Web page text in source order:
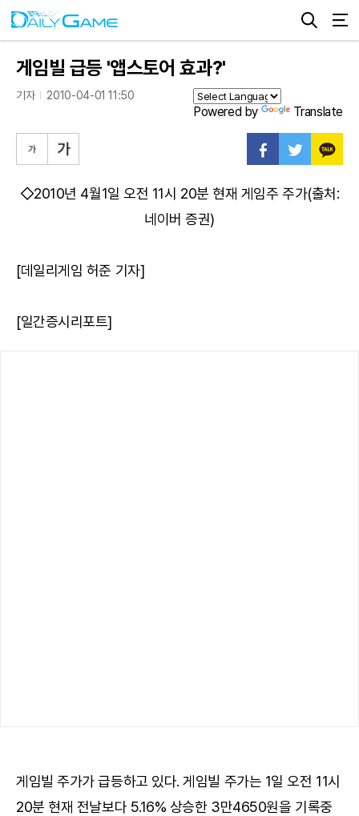
게임빌 급등 '앱스토어 효과?'
기자 2010-04-01 11:50
Powered by Translate
◇2010년 4월1일 오전 11시 20분 현재 게임주 주가(출처:
네이버 증권)
[데일리게임 허준 기자]
[일간증시리포트]
게임빌 주가가 급등하고 있다. 게임빌 주가는 1일 오전 11시
20분 현재 전날보다 5.16% 상승한 3만4650원을 기록중